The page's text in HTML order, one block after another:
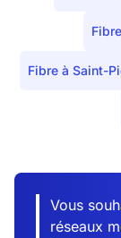
Fibre à Saint-
Vous
réseaux